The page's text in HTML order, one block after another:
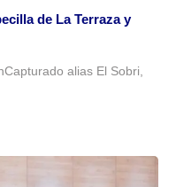
de La Terraza y
alias El Sobri,